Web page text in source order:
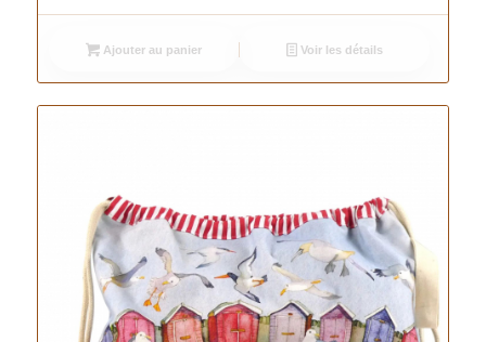
Ajouter au panier Voir les détails